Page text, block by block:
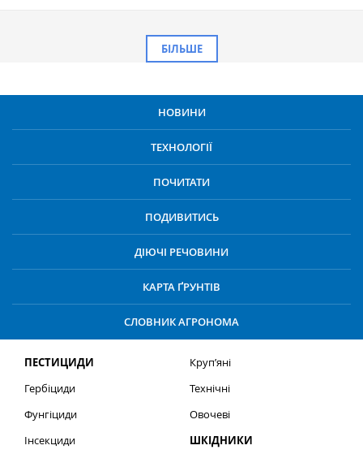
БІЛЬШЕ
НОВИНИ
ТЕХНОЛОГІЇ
ПОЧИТАТИ
ПОДИВИТИСЬ
ДІЮЧІ РЕЧОВИНИ
КАРТА ҐРУНТІВ
СЛОВНИК АГРОНОМА
ПЕСТИЦИДИ
Гербіциди
Фунгіциди
Інсекциди
Круп’яні
Технічні
Овочеві
ШКІДНИКИ